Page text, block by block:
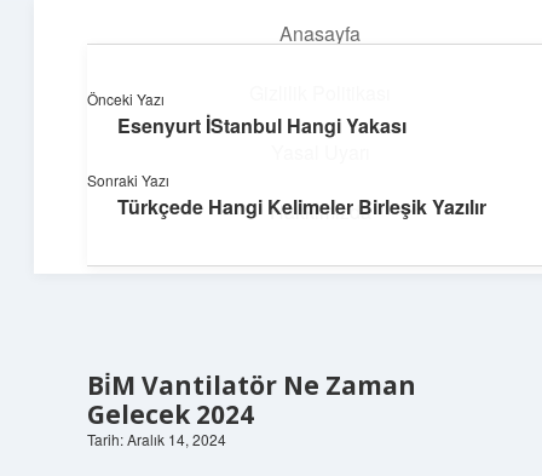
Anasayfa
Hakkımızda
Pratik Çözüm Rehberi
Hayatını kolaylaştıran zekice fikirler!
Bi̇M Vantilatör Ne Zaman
Gelecek 2024
Tarih: Aralık 14, 2024
Önceki Yazı
Esenyurt İStanbul Hangi Yakası
Sonraki Yazı
Türkçede Hangi Kelimeler Birleşik Yazılır